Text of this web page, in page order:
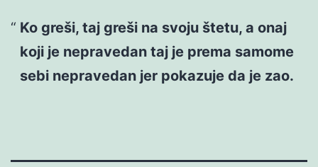
Ko greši, taj greši na svoju štetu, a onaj
koji je nepravedan taj je prema samome
sebi nepravedan jer pokazuje da je zao.